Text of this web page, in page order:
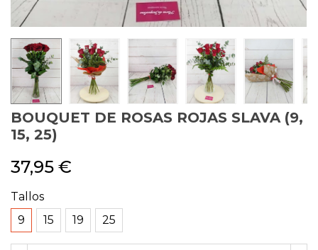
BOUQUET DE ROSAS ROJAS SLAVA (9,
15, 25)
37,95 €
Tallos
9
15 19 25